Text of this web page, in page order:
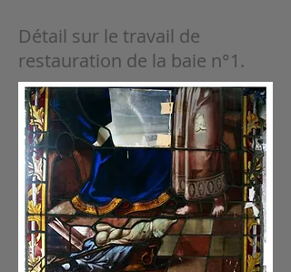
Détail sur le travail de
restauration de la baie n°1.